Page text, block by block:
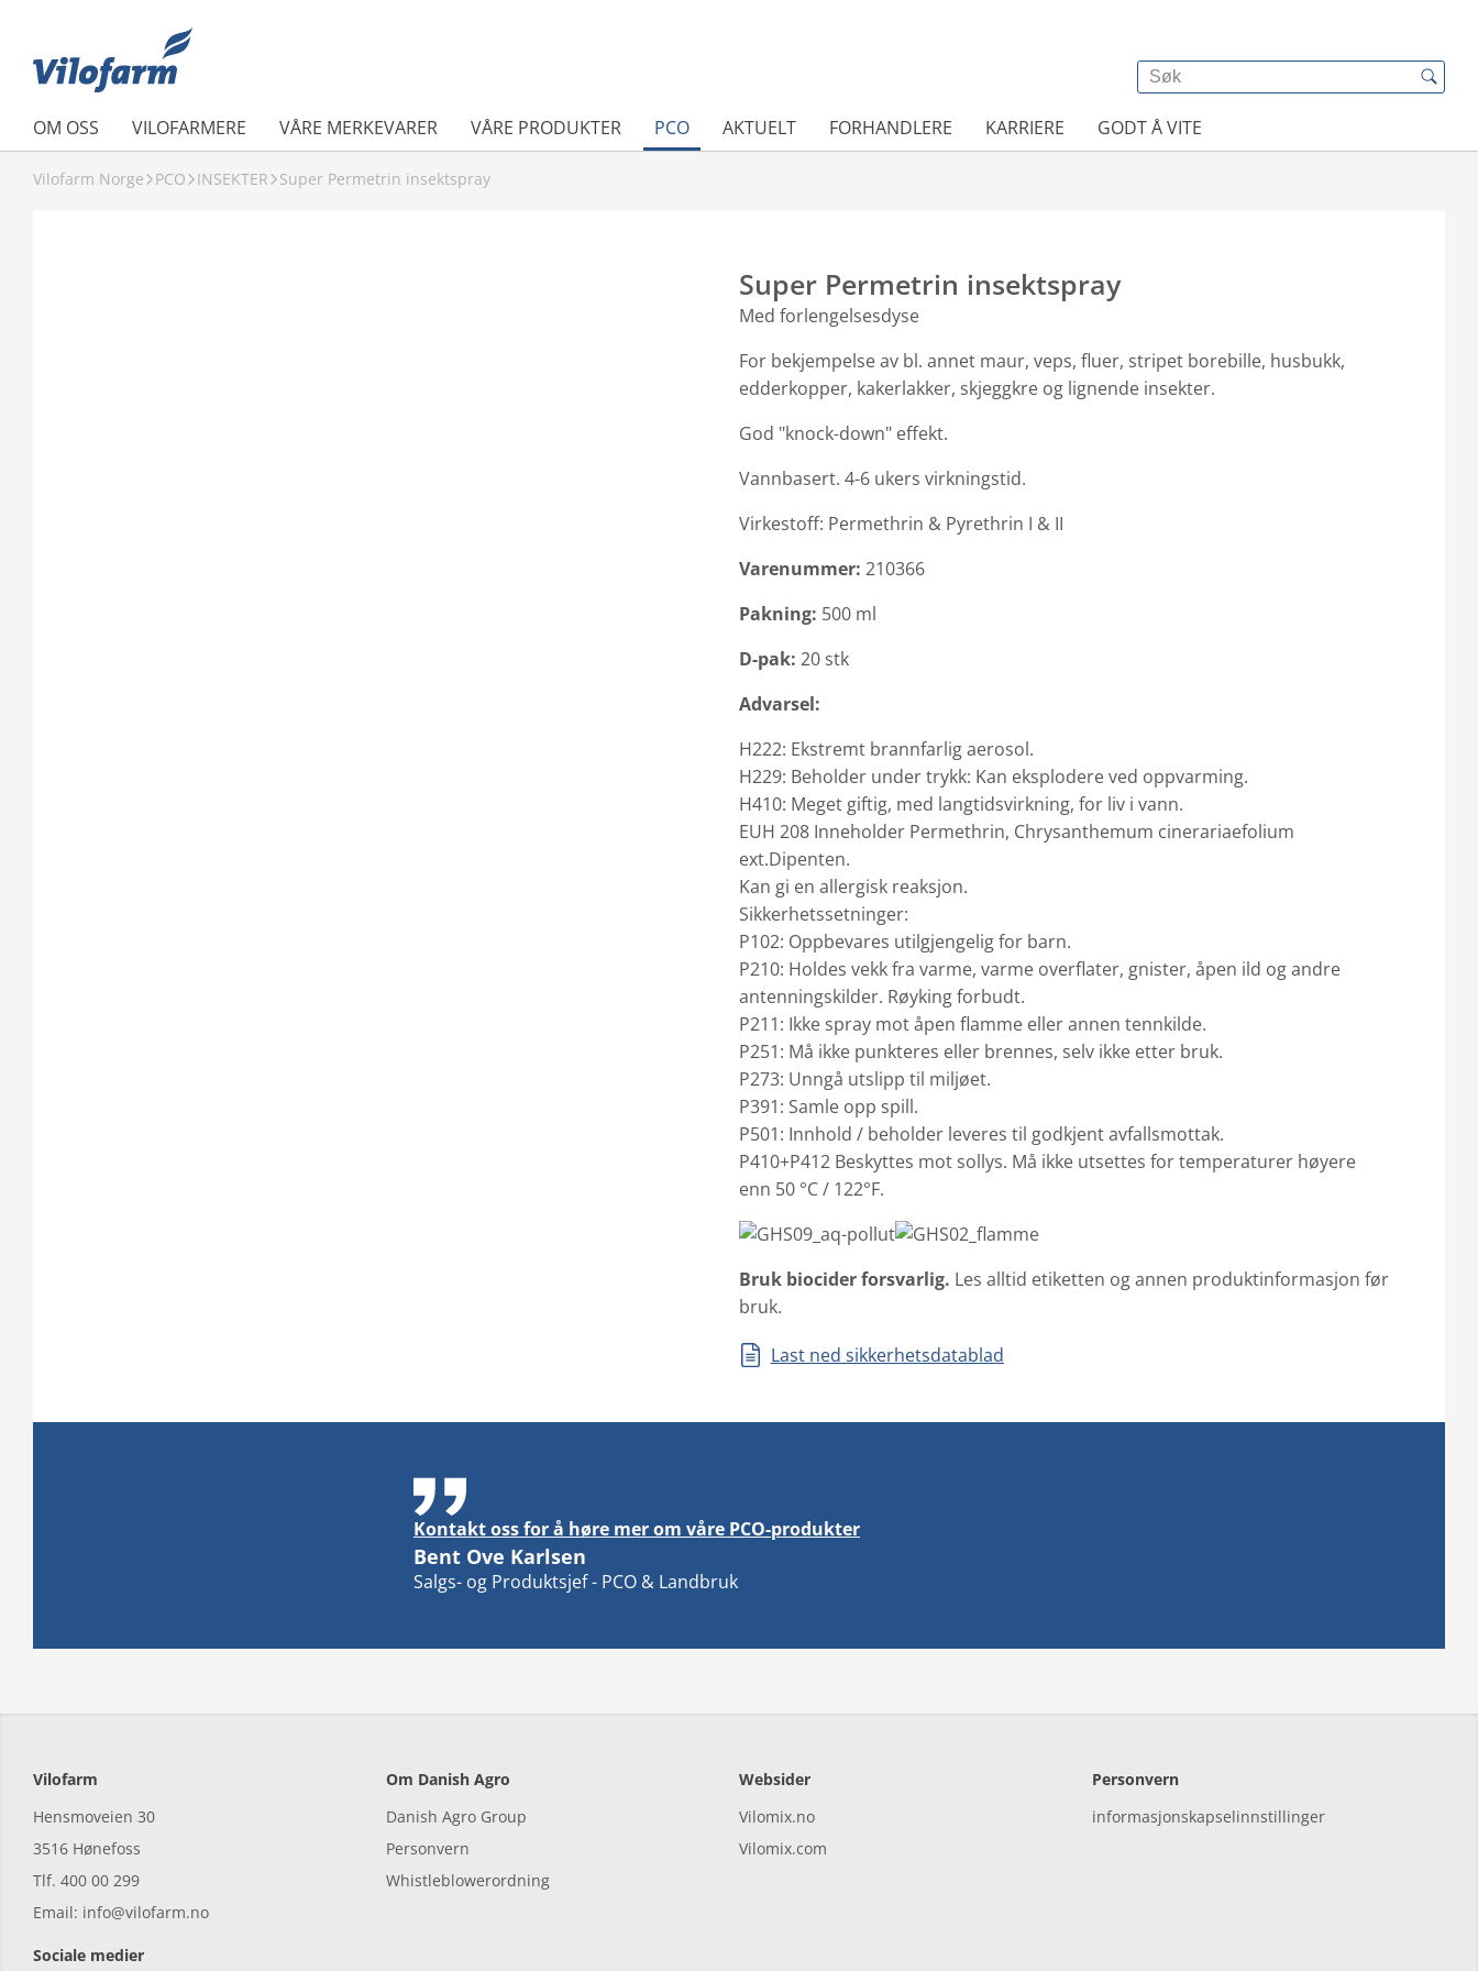
OM OSS VILOFARMERE VÅRE MERKEVARER VÅRE PRODUKTER PCO AKTUELT FORHANDLERE KARRIERE GODT Å VITE
Vilofarm Norge PCO INSEKTER Super Permetrin insektspray
Super Permetrin insektspray
Med forlengelsesdyse
For bekjempelse av bl. annet maur, veps, fluer, stripet borebille, husbukk,
edderkopper, kakerlakker, skjeggkre og lignende insekter.
God "knock-down" effekt.
Vannbasert. 4-6 ukers virkningstid.
Virkestoff: Permethrin & Pyrethrin I & II
Varenummer: 210366
Pakning: 500 ml
D-pak: 20 stk
Advarsel:
H222: Ekstremt brannfarlig aerosol.
H229: Beholder under trykk: Kan eksplodere ved oppvarming.
H410: Meget giftig, med langtidsvirkning, for liv i vann.
EUH 208 Inneholder Permethrin, Chrysanthemum cinerariaefolium
ext.Dipenten.
Kan gi en allergisk reaksjon.
Sikkerhetssetninger:
P102: Oppbevares utilgjengelig for barn.
P210: Holdes vekk fra varme, varme overflater, gnister, åpen ild og andre
antenningskilder. Røyking forbudt.
P211: Ikke spray mot åpen flamme eller annen tennkilde.
P251: Må ikke punkteres eller brennes, selv ikke etter bruk.
P273: Unngå utslipp til miljøet.
P391: Samle opp spill.
P501: Innhold / beholder leveres til godkjent avfallsmottak.
P410+P412 Beskyttes mot sollys. Må ikke utsettes for temperaturer høyere
enn 50 °C / 122°F.
Bruk biocider forsvarlig. Les alltid etiketten og annen produktinformasjon før
bruk.
Last ned sikkerhetsdatablad
Kontakt oss for å høre mer om våre PCO-produkter
Bent Ove Karlsen
Salgs- og Produktsjef - PCO & Landbruk
Vilofarm
Hensmoveien 30
3516 Hønefoss
Tlf. 400 00 299
Email: info@vilofarm.no
Om Danish Agro
Danish Agro Group
Personvern
Whistleblowerordning
Websider
Vilomix.no
Vilomix.com
Personvern
informasjonskapselinnstillinger
Sociale medier